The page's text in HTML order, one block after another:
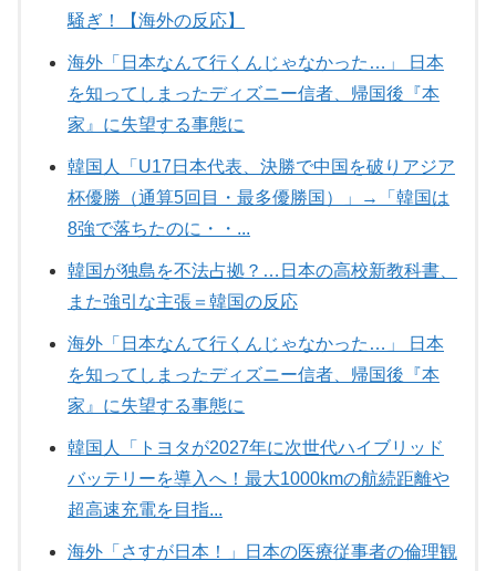
騒ぎ！【海外の反応】
海外「日本なんて行くんじゃなかった…」 日本
を知ってしまったディズニー信者、帰国後『本
家』に失望する事態に
韓国人「U17日本代表、決勝で中国を破りアジア
杯優勝（通算5回目・最多優勝国）」→「韓国は
8強で落ちたのに・・...
韓国が独島を不法占拠？…日本の高校新教科書、
また強引な主張＝韓国の反応
海外「日本なんて行くんじゃなかった…」 日本
を知ってしまったディズニー信者、帰国後『本
家』に失望する事態に
韓国人「トヨタが2027年に次世代ハイブリッド
バッテリーを導入へ！最大1000kmの航続距離や
超高速充電を目指...
海外「さすが日本！」日本の医療従事者の倫理観